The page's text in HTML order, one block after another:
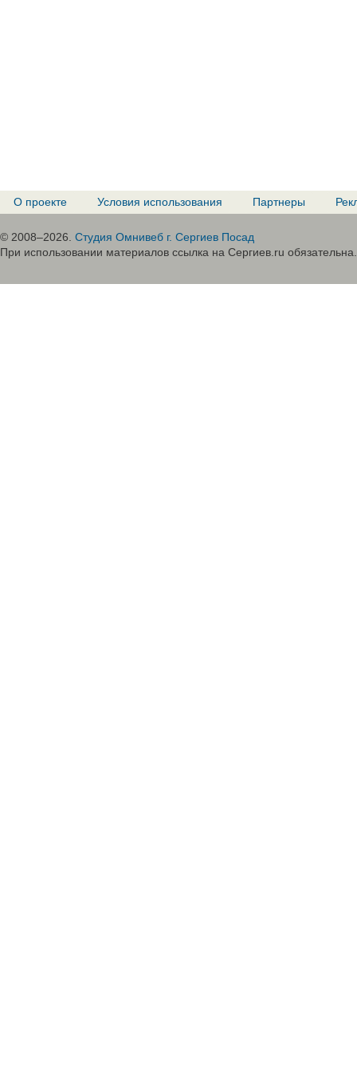
О проекте Условия использования Партнеры
© 2008–2026. Студия Омнивеб г. Сергиев Посад
При использовании материалов ссылка на Сергиев.ru обязательна.